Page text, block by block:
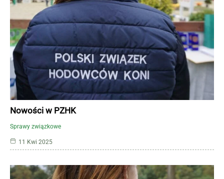
Sprawy związkowe
Nowości w PZHK
11 Kwi 2025